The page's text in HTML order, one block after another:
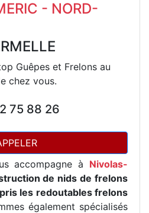
- NORD-
Guêpes et Frelons au
chez vous.
75 88 26
accompagne à Nivolas-
de nids de frelons
les redoutables frelons
également spécialisés